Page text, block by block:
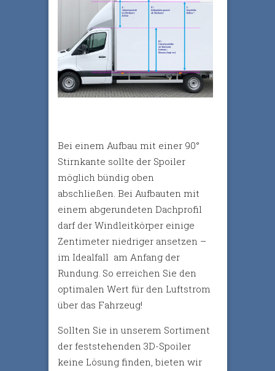
Bei einem Aufbau mit einer 90°
Stirnkante sollte der Spoiler
möglich bündig oben
abschließen. Bei Aufbauten mit
einem abgerundeten Dachprofil
darf der Windleitkörper einige
Zentimeter niedriger ansetzen –
im Idealfall am Anfang der
Rundung. So erreichen Sie den
optimalen Wert für den Luftstrom
über das Fahrzeug!
Sollten Sie in unserem Sortiment
der feststehenden 3D-Spoiler
keine Lösung finden, bieten wir